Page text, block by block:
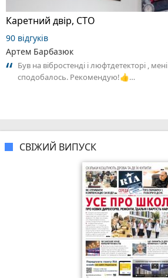
Каретний двір, СТО
90 відгуків
Артем Барбазюк
Був на вібростенді і люфтдетекторі , мені
сподобалось. Рекомендую!👍…
СВІЖИЙ ВИПУСК